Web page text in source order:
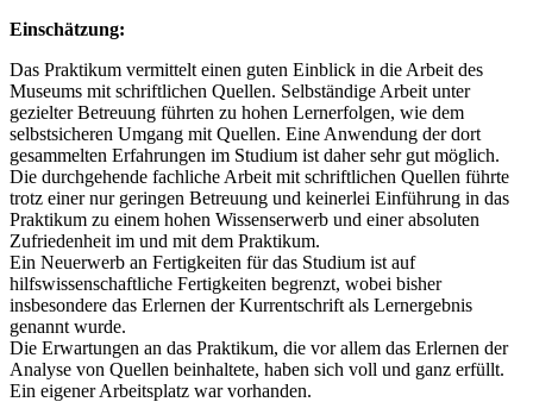
Einschätzung:
Das Praktikum vermittelt einen guten Einblick in die Arbeit des
Museums mit schriftlichen Quellen. Selbständige Arbeit unter
gezielter Betreuung führten zu hohen Lernerfolgen, wie dem
selbstsicheren Umgang mit Quellen. Eine Anwendung der dort
gesammelten Erfahrungen im Studium ist daher sehr gut möglich.
Die durchgehende fachliche Arbeit mit schriftlichen Quellen führte
trotz einer nur geringen Betreuung und keinerlei Einführung in das
Praktikum zu einem hohen Wissenserwerb und einer absoluten
Zufriedenheit im und mit dem Praktikum.
Ein Neuerwerb an Fertigkeiten für das Studium ist auf
hilfswissenschaftliche Fertigkeiten begrenzt, wobei bisher
insbesondere das Erlernen der Kurrentschrift als Lernergebnis
genannt wurde.
Die Erwartungen an das Praktikum, die vor allem das Erlernen der
Analyse von Quellen beinhaltete, haben sich voll und ganz erfüllt.
Ein eigener Arbeitsplatz war vorhanden.